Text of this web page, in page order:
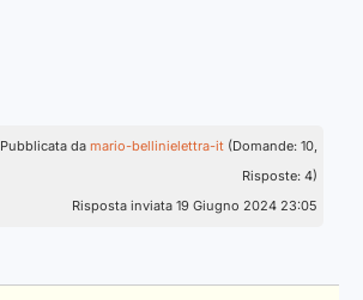
Pubblicata da mario-bellinielettra-it (Domande: 10,
Risposte: 4)
Risposta inviata 19 Giugno 2024 23:05